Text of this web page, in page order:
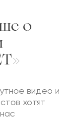
о
видео и
хотят